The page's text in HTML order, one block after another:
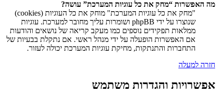
מה האפשרות “מחק את כל עוגיות המערכת” עושה?
"מחק את כל עוגיות המערכת" מוחק את כל העוגיות (cookies)
שנוצרו על ידי phpBB ושומרות עליך מחובר למערכת. עוגיות
ממלאות תפקידים נוספים כמו מעקב קריאה של נושאים והודעות
אם האפשרות הופעלה על ידי מנהל ראשי. אם נתקלת בבעיות של
התחברות והתנתקות, מחיקת עוגיות המערכת יכולה לעזור.
חזרה למעלה
אפשרויות והגדרות משתמש